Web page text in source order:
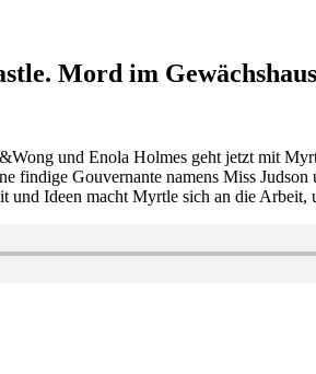
Mord im Gewächshaus
und Enola Holmes geht jetzt mit
findige Gouvernante namens Miss
Ideen macht Myrtle sich an die Arbeit,